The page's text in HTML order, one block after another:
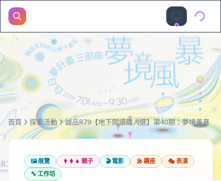
首頁 探索活動 誠品R79【地下閱讀職人選】第40期：夢境風暴
🖼️展覽 👨‍👩‍👧 親子 🎬電影 🎤講座 🎭表演
🔧工作坊